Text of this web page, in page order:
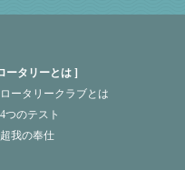
ータリーとは
ロータリークラブとは
4つのテスト
超我の奉仕